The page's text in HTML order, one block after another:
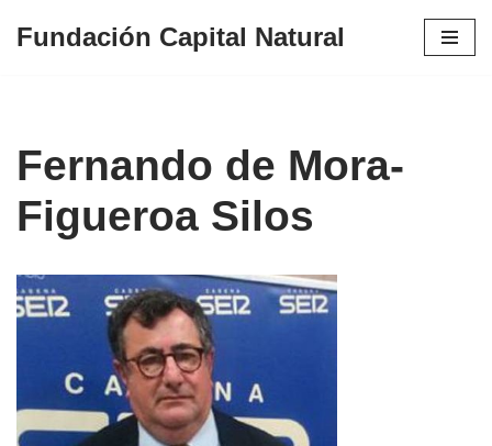
Fundación Capital Natural
Fernando de Mora-
Figueroa Silos